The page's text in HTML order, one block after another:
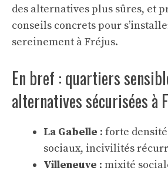
des alternatives plus sûres, et
conseils concrets pour
sereinement à Fréjus.
En bref : quartiers
alternatives sécurisées à
La Gabelle : forte
sociaux, incivilités
Villeneuve : mixité